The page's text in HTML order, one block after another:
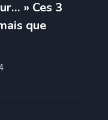
» Ces 3
que